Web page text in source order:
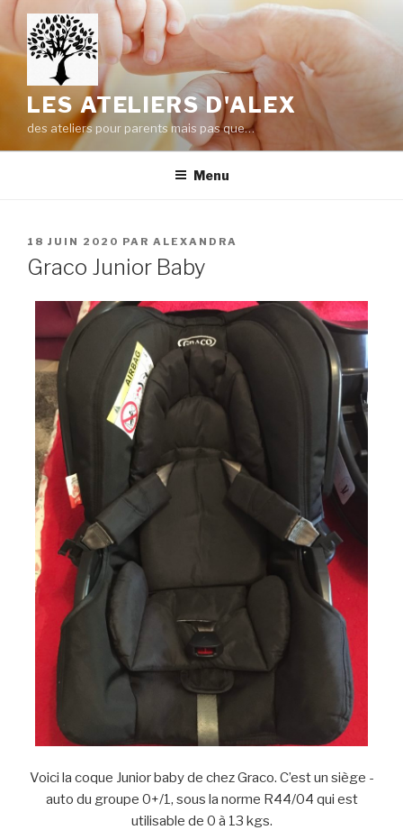
Aller
contenu
LES ATELIERS D'ALEX
des ateliers pour parents mais pas que…
Menu
PUBLIÉ
LE
18 JUIN 2020 PAR ALEXANDRA
Graco Junior Baby
Voici la coque Junior baby de chez Graco. C’est un siège -
auto du groupe 0+/1, sous la norme R44/04 qui est
utilisable de 0 à 13 kgs.